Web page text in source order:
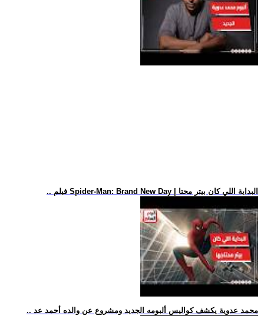
.. فيلم Spider-Man: Brand New Day | البداية اللي كان بيتر محتا
.. محمد عدوية يكشف كواليس ألبومه الجديد ومشروع عن والده أحمد عد